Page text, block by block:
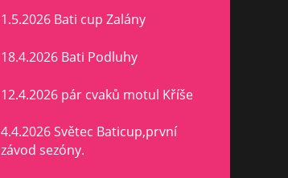
1.5.2026 Bati cup Zalány
18.4.2026 Bati Podluhy
12.4.2026 pár cvaků motul Kříše
4.4.2026 Světec Baticup,první
závod sezóny.